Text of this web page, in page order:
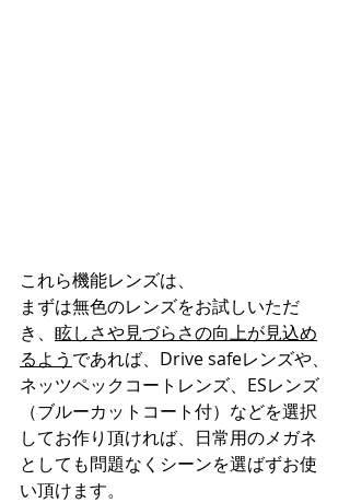
これら機能レンズは、
まずは無色のレンズをお試しいただ
き、 眩しさや見づらさの向上が見込め
るよう であれば、Drive safeレンズや、
ネッツペックコートレンズ、ESレンズ
（ブルーカットコート付）などを選択
してお作り頂ければ、日常用のメガネ
としても問題なくシーンを選ばずお使
い頂けます。